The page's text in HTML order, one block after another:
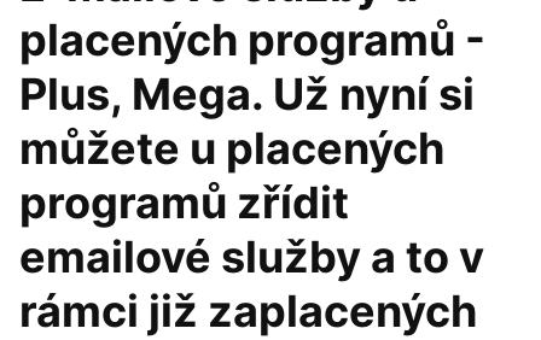
placených programů -
Plus, Mega. Už nyní si
můžete u placených
programů zřídit
emailové služby a to v
rámci již zaplacených